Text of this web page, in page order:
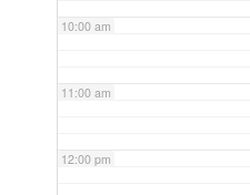
10:00 am
11:00 am
12:00 pm